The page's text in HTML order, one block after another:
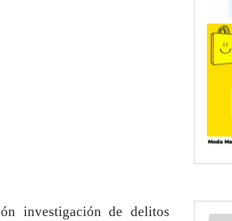
investigación de delitos